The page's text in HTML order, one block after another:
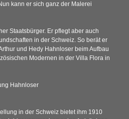
kann er sich ganz der Malerei
Staatsbürger. Er pflegt aber auch
in der Schweiz. So berät er
und Hedy Hahnloser beim Aufbau
Modernen in der Villa Flora in
Hahnloser
in der Schweiz bietet ihm 1910